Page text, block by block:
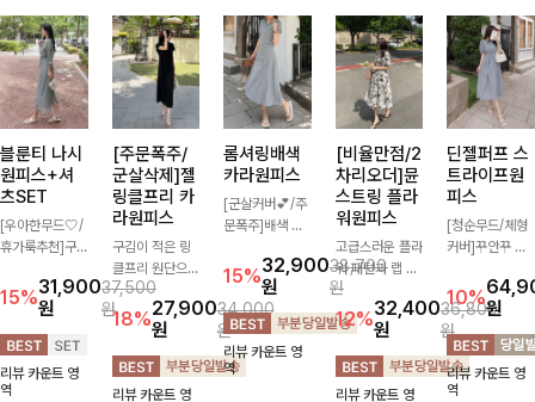
블룬티 나시
원피스+셔
츠SET
[우아한무드🤍/
휴가룩추천]구
소재의 나시원피
스+셔츠 조합으
로 코디 걱정없
이 여성스럽고
편안하게 즐길
수 있는 아이템
15%31,900
원
37,500
원
리뷰 카운트 영
역
[주문폭주/
군살삭제]젤
링클프리 카
라원피스
구김이 적은 링
클프리 원단으로
항상 깔끔하게
착용 가능하며
일자로 떨어지는
넉넉한 핏으로
군살을 완벽히
커버해주는 원피
18%27,900
원
34,000
원
리뷰 카운트 영
롬셔링배색
카라원피스
[군살커버💕/주
문폭주]배색 카
패턴으로 캐주얼
한 무드를 더한
롱 원피스 🖤 셔
링 디테일과 쫀
쫀한 스판 소재
로 편안하면서도
15%32,900
원
38,700
원
리뷰 카운트 영
역
[비율만점/2
차리오더]뮨
스트링 플라
워원피스
고급스러운 플라
워 패턴과 랩 디
자인으로 여성스
러우면서 세련된
분위기를 더해주
며 스트링이 내
장되어있어 슬림
하게 핏을 조절
12%32,400
원
36,800
원
리뷰 카운트 영
딘젤퍼프 스
트라이프원
피스
[청순무드/체형
커버]꾸안꾸 무
볍고 산뜻한 착
용감으로 여름
내내 손이 자주
가는 원피스예
요- 은은한 스트
라이프 패턴과
10%원
리뷰 카운트 영
역